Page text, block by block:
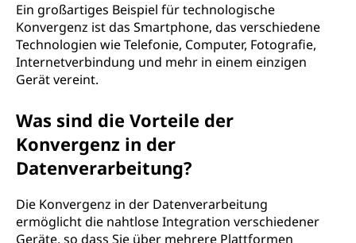
Ein großartiges Beispiel für technologische
Konvergenz ist das Smartphone, das verschiedene
Technologien wie Telefonie, Computer, Fotografie,
Internetverbindung und mehr in einem einzigen
Gerät vereint.
Was sind die Vorteile der
Konvergenz in der
Datenverarbeitung?
Die Konvergenz in der Datenverarbeitung
ermöglicht die nahtlose Integration verschiedener
Geräte, so dass Sie über mehrere Plattformen